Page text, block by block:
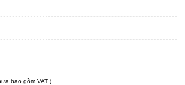
bao gồm VAT )